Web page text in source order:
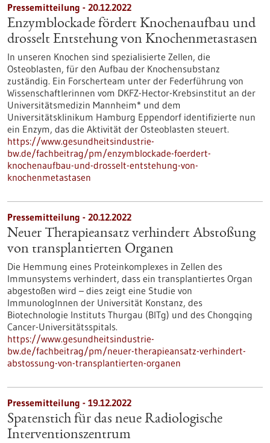
Pressemitteilung - 20.12.2022
Enzymblockade fördert Knochenaufbau und
drosselt Entstehung von Knochenmetastasen
In unseren Knochen sind spezialisierte Zellen, die
Osteoblasten, für den Aufbau der Knochensubstanz
zuständig. Ein Forscherteam unter der Federführung von
Wissenschaftlerinnen vom DKFZ-Hector-Krebsinstitut an der
Universitätsmedizin Mannheim* und dem
Universitätsklinikum Hamburg Eppendorf identifizierte nun
ein Enzym, das die Aktivität der Osteoblasten steuert.
https://www.gesundheitsindustrie-
bw.de/fachbeitrag/pm/enzymblockade-foerdert-
knochenaufbau-und-drosselt-entstehung-von-
knochenmetastasen
Pressemitteilung - 20.12.2022
Neuer Therapieansatz verhindert Abstoßung
von transplantierten Organen
Die Hemmung eines Proteinkomplexes in Zellen des
Immunsystems verhindert, dass ein transplantiertes Organ
abgestoßen wird – dies zeigt eine Studie von
ImmunologInnen der Universität Konstanz, des
Biotechnologie Instituts Thurgau (BITg) und des Chongqing
Cancer-Universitätsspitals.
https://www.gesundheitsindustrie-
bw.de/fachbeitrag/pm/neuer-therapieansatz-verhindert-
abstossung-von-transplantierten-organen
Pressemitteilung - 19.12.2022
Spatenstich für das neue Radiologische
Interventionszentrum